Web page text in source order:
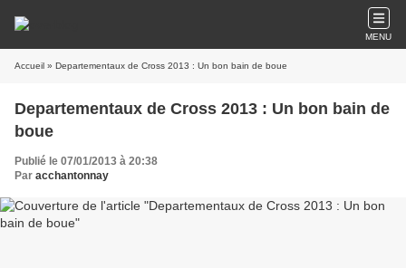
MENU
Accueil » Departementaux de Cross 2013 : Un bon bain de boue
Departementaux de Cross 2013 : Un bon bain de
boue
Publié le 07/01/2013 à 20:38
Par acchantonnay